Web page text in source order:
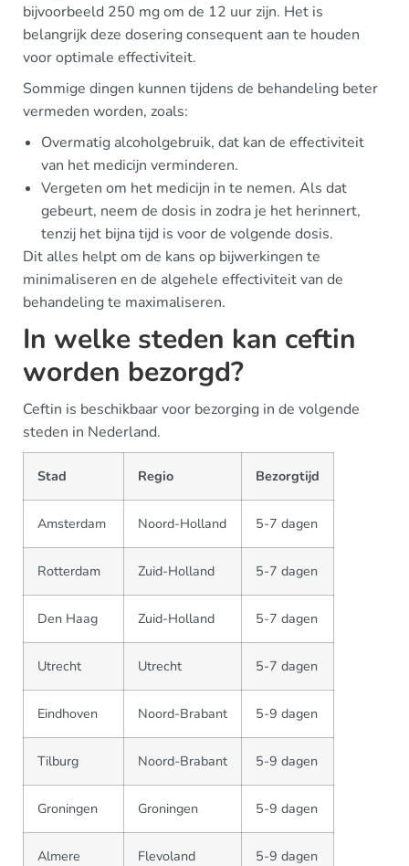
bijvoorbeeld 250 mg om de 12 uur zijn. Het is
belangrijk deze dosering consequent aan te houden
voor optimale effectiviteit.
Sommige dingen kunnen tijdens de behandeling beter
vermeden worden, zoals:
Overmatig alcoholgebruik, dat kan de effectiviteit
van het medicijn verminderen.
Vergeten om het medicijn in te nemen. Als dat
gebeurt, neem de dosis in zodra je het herinnert,
tenzij het bijna tijd is voor de volgende dosis.
Dit alles helpt om de kans op bijwerkingen te
minimaliseren en de algehele effectiviteit van de
behandeling te maximaliseren.
In welke steden kan ceftin
worden bezorgd?
Ceftin is beschikbaar voor bezorging in de volgende
steden in Nederland.
Stad Regio Bezorgtijd
Amsterdam Noord-Holland 5-7 dagen
Rotterdam Zuid-Holland 5-7 dagen
Den Haag Zuid-Holland 5-7 dagen
Utrecht Utrecht 5-7 dagen
Eindhoven Noord-Brabant 5-9 dagen
Tilburg Noord-Brabant 5-9 dagen
Groningen Groningen 5-9 dagen
Almere Flevoland 5-9 dagen